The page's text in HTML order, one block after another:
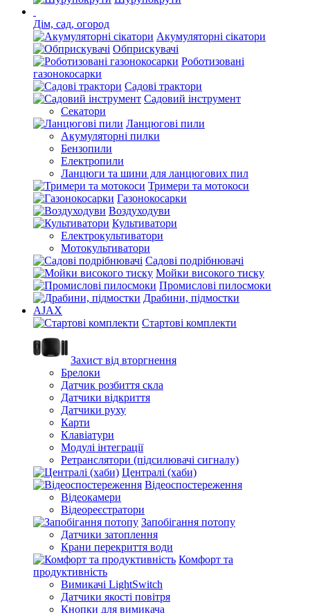
Дім, сад, огород
Акумуляторні сікатори
Обприскувачі
Роботизовані
газонокосарки
Садові трактори
Садовий інструмент
Секатори
Ланцюгові пили
Акумуляторні пилки
Бензопили
Електропили
Ланцюги та шини для ланцюгових пил
Тримери та мотокоси
Газонокосарки
Воздуходуви
Культиватори
Електрокультиватори
Мотокультиватори
Садові подрібнювачі
Мойки високого тиску
Промислові пилосмоки
Драбини, підмостки
AJAX
Стартові комплекти
Захист від вторгнення
Брелоки
Датчик розбиття скла
Датчики відкриття
Датчики руху
Карти
Клавіатури
Модулі інтеграції
Ретранслятори (підсилювачі сигналу)
Централі (хаби)
Відеоспостереження
Відеокамери
Відеореєстратори
Запобігання потопу
Датчики затоплення
Крани перекриття води
Комфорт та
продуктивність
Вимикачі LightSwitch
Датчики якості повітря
Кнопки для вимикача